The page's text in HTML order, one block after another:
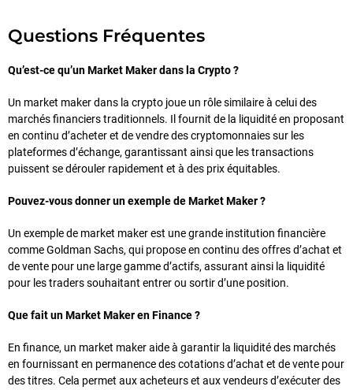
Questions Fréquentes
Qu’est-ce qu’un Market Maker dans la Crypto ?
Un market maker dans la crypto joue un rôle similaire à celui des
marchés financiers traditionnels. Il fournit de la liquidité en proposant
en continu d’acheter et de vendre des cryptomonnaies sur les
plateformes d’échange, garantissant ainsi que les transactions
puissent se dérouler rapidement et à des prix équitables.
Pouvez-vous donner un exemple de Market Maker ?
Un exemple de market maker est une grande institution financière
comme Goldman Sachs, qui propose en continu des offres d’achat et
de vente pour une large gamme d’actifs, assurant ainsi la liquidité
pour les traders souhaitant entrer ou sortir d’une position.
Que fait un Market Maker en Finance ?
En finance, un market maker aide à garantir la liquidité des marchés
en fournissant en permanence des cotations d’achat et de vente pour
des titres. Cela permet aux acheteurs et aux vendeurs d’exécuter des